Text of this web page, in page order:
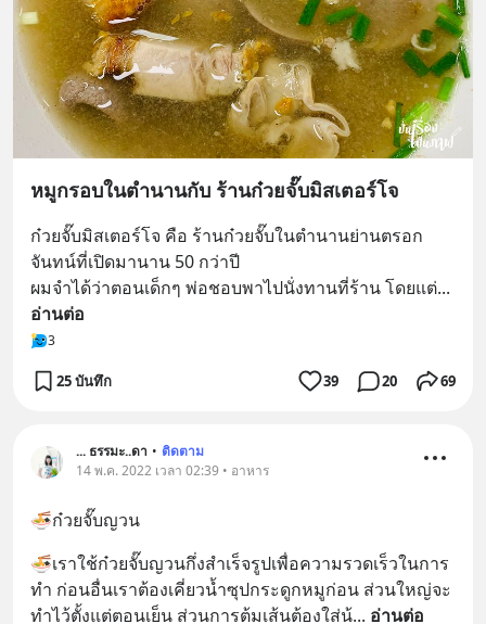
หมูกรอบในตำนานกับ ร้านก๋วยจั๊บมิสเตอร์โจ
ก๋วยจั๊บมิสเตอร์โจ คือ ร้านก๋วยจั๊บในตำนานย่านตรอก
จันทน์ที่เปิดมานาน 50 กว่าปี
ผมจำได้ว่าตอนเด็กๆ พ่อชอบพาไปนั่งทานที่ร้าน โดยแต่
อ่านต่อ
3
25 บันทึก 39 20 69
... ธรรมะ..ดา • ติดตาม
14 พ.ค. 2022 เวลา 02:39 • อาหาร
🍜ก๋วยจั๊บญวน
🍜เราใช้ก๋วยจั๊บญวนกึ่งสำเร็จรูปเพื่อความรวดเร็วในการ
ทำ ก่อนอื่นเราต้องเคี่ยวน้ำซุปกระดูกหมูก่อน ส่วนใหญ่จะ
ทำไว้ตั้งแต่ตอนเย็น ส่วนการต้มเส้นต้องใส่น้... อ่านต่อ